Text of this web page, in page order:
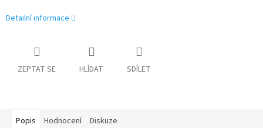
Detailní informace
ZEPTAT SE HLÍDAT SDÍLET
Popis Hodnocení Diskuze